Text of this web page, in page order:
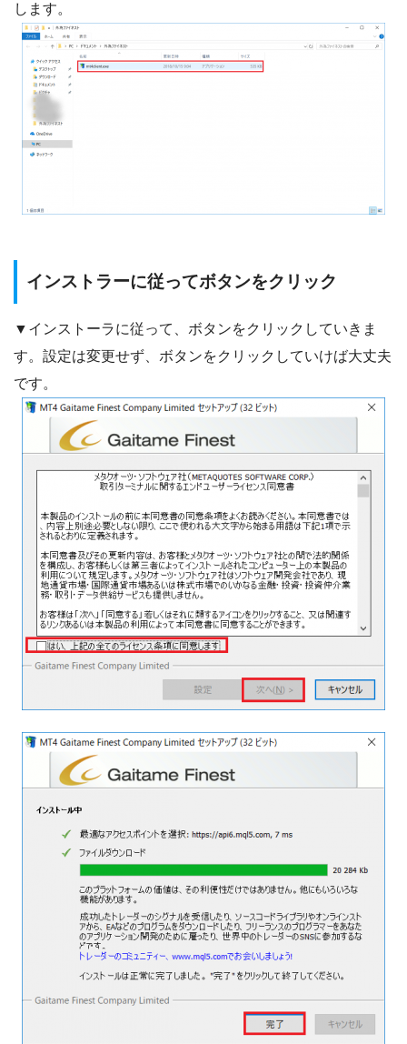
します。
インストラーに従ってボタンをクリック
▼インストーラに従って、ボタンをクリックしていきま
す。設定は変更せず、ボタンをクリックしていけば大丈夫
です。